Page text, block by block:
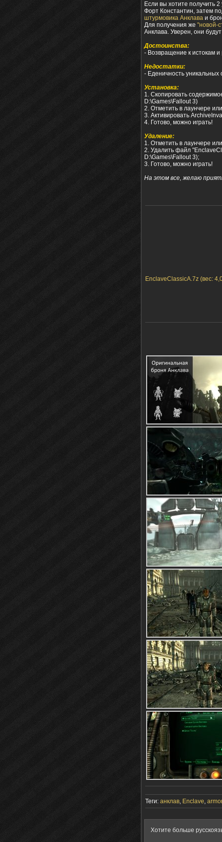
Если вы хотите получить
Форт Константин, затем
штурмовика Анклава и
Для получения же "новой-
Анклава. Уверен, они
Достоинства:
- Возвращение к истокам
Недостатки:
- Еденичность
Установка:
1. Скопировать
D:\Games\Fallout 3)
2. Отметить в лаунчере
3. Активировать
4. Готово, можно играть!
Удаление:
1. Отметить в лаунчере
2. Удалить файл
D:\Games\Fallout 3);
3. Готово, можно играть!
На этом все, желаю
EnclaveClassicA.7z (вес:
Теги: анклав, Enclave, armor
Хотите больше